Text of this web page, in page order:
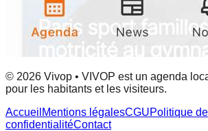
© 2026 Vivop • VIVOP est un agenda
pour les habitants et les visiteurs.
Accueil Mentions légalesCGUPolitique de
confidentialitéContact